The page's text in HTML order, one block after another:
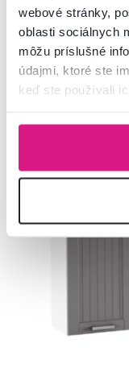
webové stránky,
oblasti sociálnych
môžu príslušné
údajmi, ktoré ste
keď ste používali
299 €
2 Farba - detailná